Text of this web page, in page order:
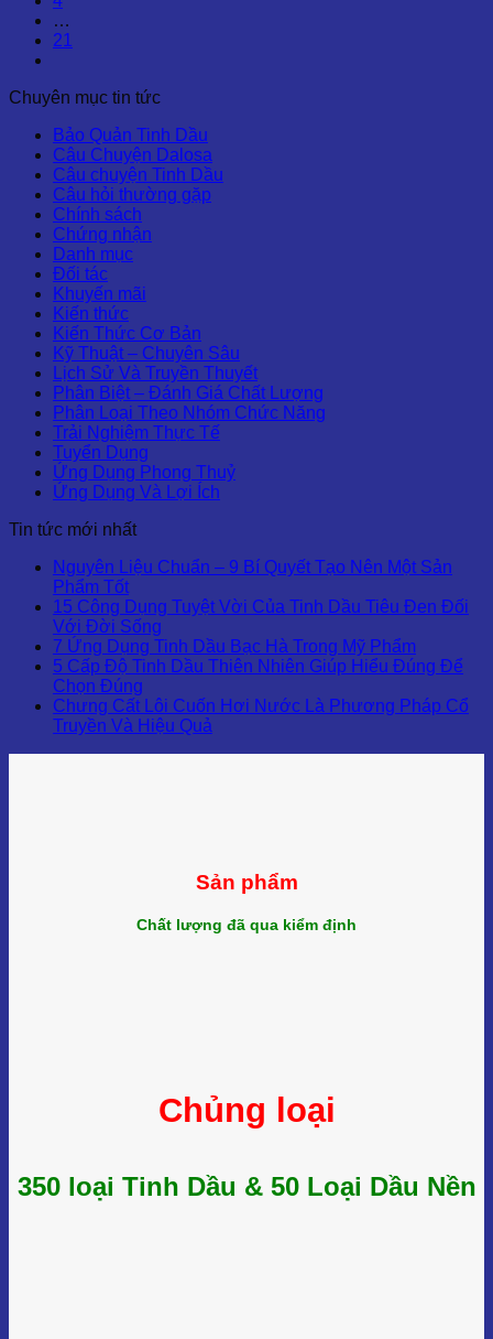
…
21
Chuyên mục tin tức
Bảo Quản Tinh Dầu
Câu Chuyện Dalosa
Câu chuyện Tinh Dầu
Câu hỏi thường gặp
Chính sách
Chứng nhận
Danh mục
Đối tác
Khuyến mãi
Kiến thức
Kiến Thức Cơ Bản
Kỹ Thuật – Chuyên Sâu
Lịch Sử Và Truyền Thuyết
Phân Biệt – Đánh Giá Chất Lượng
Phân Loại Theo Nhóm Chức Năng
Trải Nghiệm Thực Tế
Tuyển Dụng
Ứng Dụng Phong Thuỷ
Ứng Dụng Và Lợi Ích
Tin tức mới nhất
Nguyên Liệu Chuẩn – 9 Bí Quyết Tạo Nên Một Sản
Phẩm Tốt
15 Công Dụng Tuyệt Vời Của Tinh Dầu Tiêu Đen Đối
Với Đời Sống
7 Ứng Dụng Tinh Dầu Bạc Hà Trong Mỹ Phẩm
5 Cấp Độ Tinh Dầu Thiên Nhiên Giúp Hiểu Đúng Để
Chọn Đúng
Chưng Cất Lôi Cuốn Hơi Nước Là Phương Pháp Cổ
Truyền Và Hiệu Quả
Sản phẩm
Chất lượng đã qua kiểm định
Chủng loại
350 loại Tinh Dầu & 50 Loại Dầu Nền